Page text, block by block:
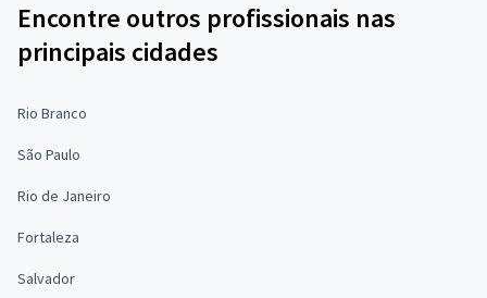
Encontre outros profissionais nas
principais cidades
Rio Branco
São Paulo
Rio de Janeiro
Fortaleza
Salvador